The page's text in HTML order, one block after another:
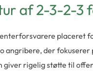
af 2-3-2-3
placeret
angribere, der
giver rigelig støtte til